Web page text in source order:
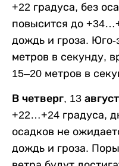
+22 градуса, без
повысится до
дождь и гроза.
метров в секунду,
15–20 метров в
В четверг, 13
+22…+24 градуса,
осадков не
дождь и гроза.